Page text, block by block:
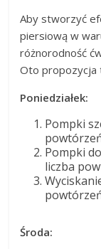
Aby stworzyć
piersiową w
różnorodność
Oto propozycja
Poniedziałek:
Pompki
Pompki
liczba
Środa: